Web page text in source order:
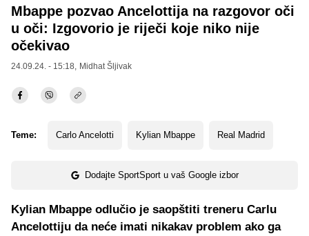
Mbappe pozvao Ancelottija na razgovor oči
u oči: Izgovorio je riječi koje niko nije
očekivao
24.09.24. - 15:18, Midhat Šljivak
Teme: Carlo Ancelotti Kylian Mbappe Real Madrid
Dodajte SportSport u vaš Google izbor
Kylian Mbappe odlučio je saopštiti treneru Carlu
Ancelottiju da neće imati nikakav problem ako ga